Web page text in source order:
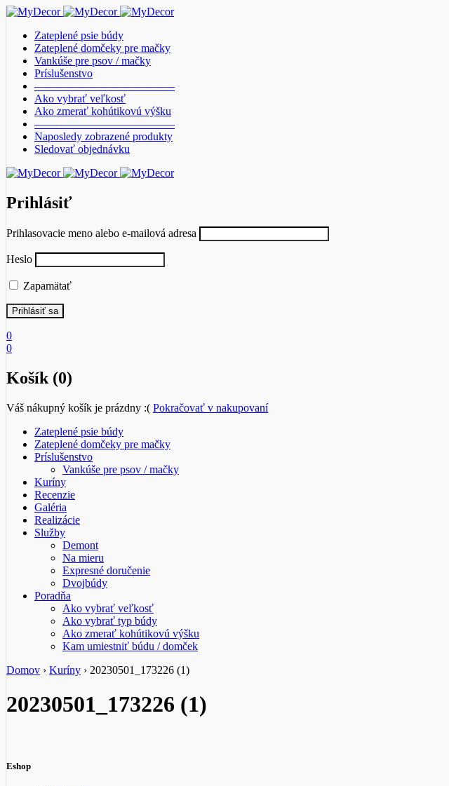
Zateplené psie búdy
Zateplené domčeky pre mačky
Vankúše pre psov / mačky
Príslušenstvo
————————————–
Ako vybrať veľkosť
Ako zmerať kohútikovú výšku
————————————–
Naposledy zobrazené produkty
Sledovať objednávku
Prihlásiť
Prihlasovacie meno alebo e-mailová adresa
Heslo
Zapamätať
0
0
Košík (0)
Váš nákupný košík je prázdny :( Pokračovať v nakupovaní
Zateplené psie búdy
Zateplené domčeky pre mačky
Príslušenstvo
Vankúše pre psov / mačky
Kuríny
Recenzie
Galéria
Realizácie
Služby
Demont
Na mieru
Expresné doručenie
Dvojbúdy
Poradňa
Ako vybrať veľkosť
Ako vybrať typ búdy
Ako zmerať kohútikovú výšku
Kam umiestniť búdu / domček
Domov › Kuríny › 20230501_173226 (1)
20230501_173226 (1)
Eshop